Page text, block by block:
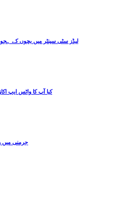
لیڈز سٹی سینٹر میں بچوں کے
کیا آپ کا واٹس ایپ
جرمنی میں